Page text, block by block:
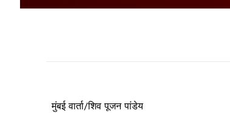
मुंबई वार्ता/शिव पूजन पांडेय